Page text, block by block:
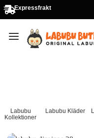
Expressfrakt
Labubu
Kollektioner
Labubu Kläder